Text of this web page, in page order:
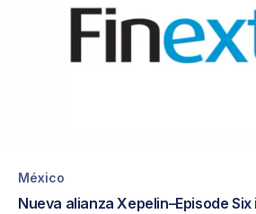
México
Nueva alianza Xepelin–Episode Six